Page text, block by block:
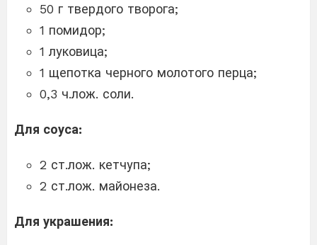
50 г твердого творога;
1 помидор;
1 луковица;
1 щепотка черного молотого перца;
0,3 ч.лож. соли.
Для соуса:
2 ст.лож. кетчупа;
2 ст.лож. майонеза.
Для украшения: